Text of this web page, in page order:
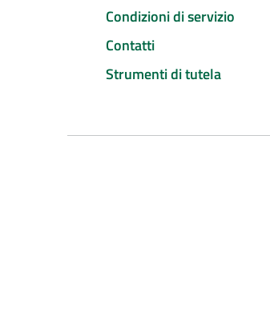
Condizioni di servizio
Contatti
Strumenti di tutela